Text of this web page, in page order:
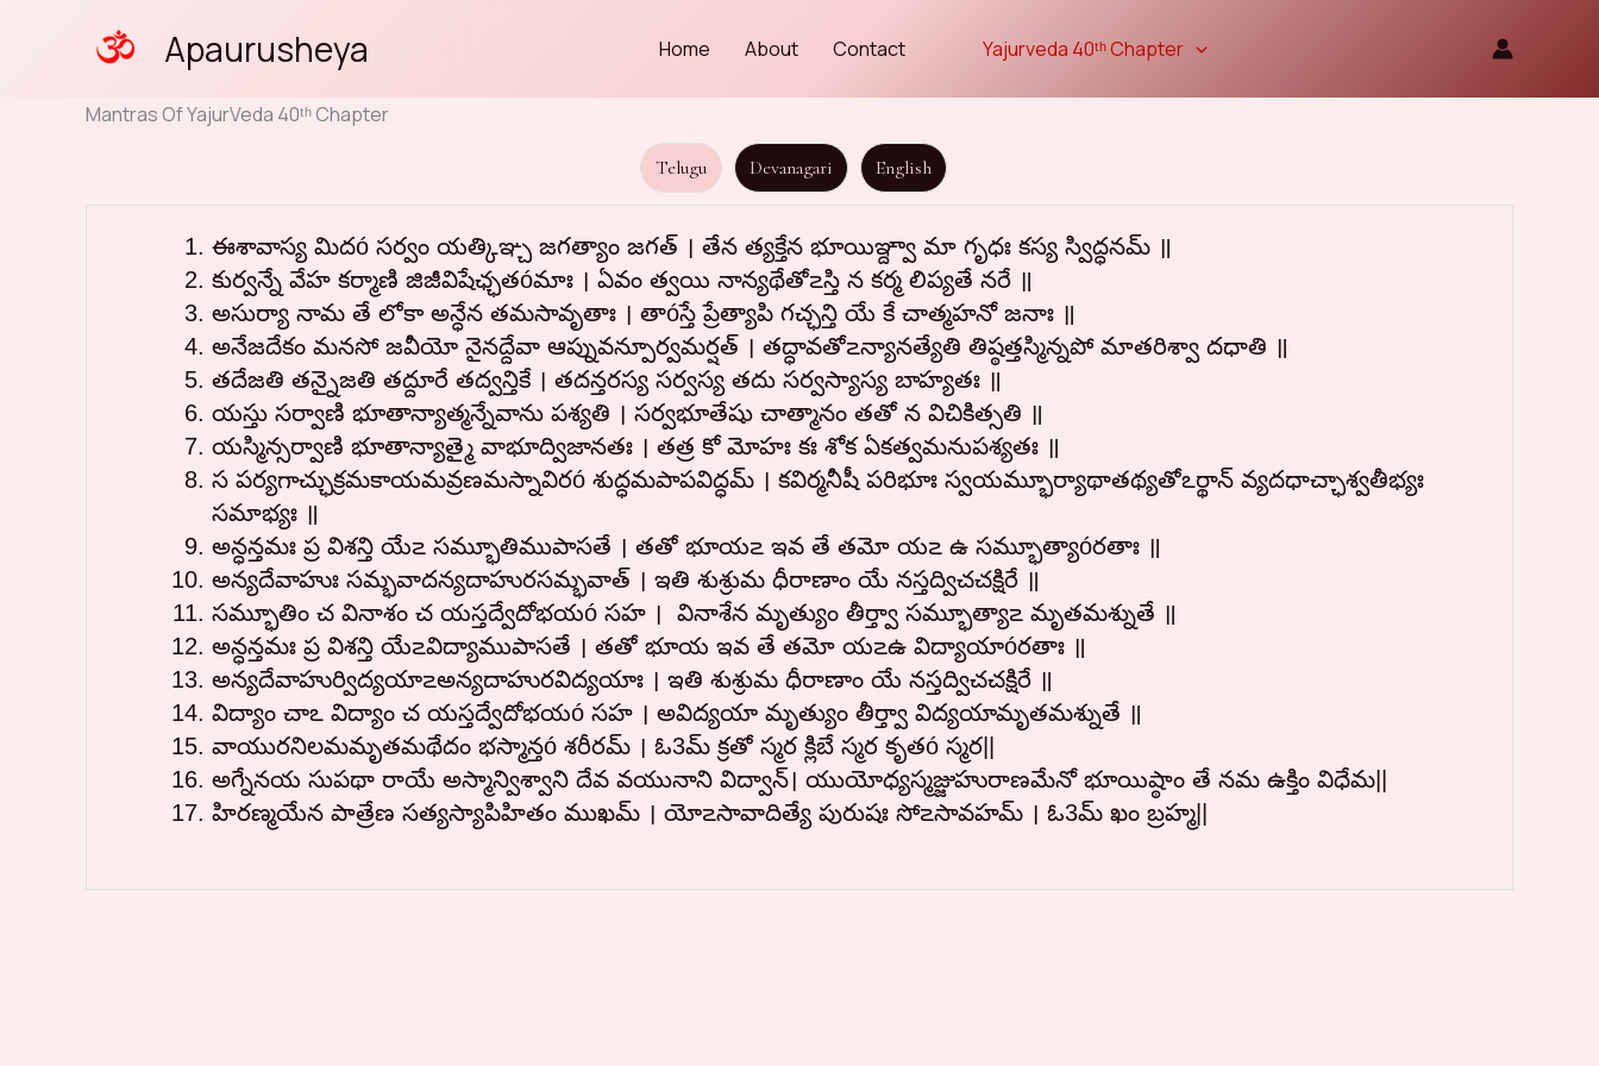
Apaurusheya Home About Contact Yajurveda 40ᵗʰ Chapter
Mantras Of YajurVeda 40ᵗʰ Chapter
Telugu Devanagari English
ఈశావాస్య మిదó సర్వం యత్కిఞ్చ జగత్యాం జగత్ । తేన త్యక్తేన భూయిఞ్ద్వా మా గృధః కస్య స్విద్ధనమ్ ॥
కుర్వన్నే వేహ కర్మాణి జిజీవిషేఛ్ఛతóమాః । ఏవం త్వయి నాన్యథేతో౽స్తి న కర్మ లిప్యతే నరే ॥
అసుర్యా నామ తే లోకా అన్ధేన తమసావృతాః । తాóస్తే ప్రేత్యాపి గచ్ఛన్తి యే కే చాత్మహనో జనాః ॥
అనేజదేకం మనసో జవీయో నైనద్దేవా ఆప్నువన్పూర్వమర్షత్ । తద్ధావతో౽న్యానత్యేతి తిష్ఠత్తస్మిన్నపో మాతరిశ్వా దధాతి ॥
తదేజతి తన్నైజతి తద్దూరే తద్వన్తికే । తదన్తరస్య సర్వస్య తదు సర్వస్యాస్య బాహ్యతః ॥
యస్తు సర్వాణి భూతాన్యాత్మన్నేవాను పశ్యతి । సర్వభూతేషు చాత్మానం తతో న విచికిత్సతి ॥
యస్మిన్సర్వాణి భూతాన్యాత్మై వాభూద్విజానతః । తత్ర కో మోహః కః శోక ఏకత్వమనుపశ్యతః ॥
స పర్యగాచ్ఛుక్రమకాయమవ్రణమస్నావిరó శుద్ధమపాపవిద్ధమ్ । కవిర్మనీషీ పరిభూః స్వయమ్భూర్యాథాతథ్యతోఽర్థాన్ వ్యదధాచ్ఛాశ్వతీభ్యః
సమాభ్యః ॥
అన్ధన్తమః ప్ర విశన్తి యే౽ సమ్భూతిముపాసతే । తతో భూయ౽ ఇవ తే తమో య౽ ఉ సమ్భూత్యాóరతాః ॥
అన్యదేవాహుః సమ్భవాదన్యదాహురసమ్భవాత్ । ఇతి శుశ్రుమ ధీరాణాం యే నస్తద్విచచక్షిరే ॥
సమ్భూతిం చ వినాశం చ యస్తద్వేదోభయó సహ । వినాశేన మృత్యుం తీర్త్వా సమ్భూత్యా౽ మృతమశ్నుతే ॥
అన్ధన్తమః ప్ర విశన్తి యే౽విద్యాముపాసతే । తతో భూయ ఇవ తే తమో య౽ఉ విద్యాయాóరతాః ॥
అన్యదేవాహుర్విద్యయా౽అన్యదాహురవిద్యయాః । ఇతి శుశ్రుమ ధీరాణాం యే నస్తద్విచచక్షిరే ॥
విద్యాం చాఽ విద్యాం చ యస్తద్వేదోభయó సహ । అవిద్యయా మృత్యుం తీర్త్వా విద్యయామృతమశ్నుతే ॥
వాయురనిలమమృతమథేదం భస్మాన్తó శరీరమ్ । ఓ3మ్ క్రతో స్మర క్లిబే స్మర కృతó స్మర||
అగ్నేనయ సుపథా రాయే అస్మాన్విశ్వాని దేవ వయునాని విద్వాన్। యుయోధ్యస్మజ్జుహురాణమేనో భూయిష్ఠాం తే నమ ఉక్తిం విధేమ||
హిరణ్మయేన పాత్రేణ సత్యస్యాపిహితం ముఖమ్ । యో౽సావాదిత్యే పురుషః సో౽సావహమ్ । ఓ3మ్ ఖం బ్రహ్మ||